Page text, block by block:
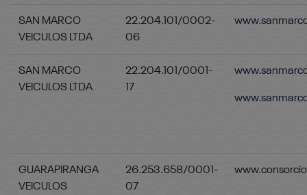
SAN MARCO
VEICULOS LTDA
22.204.101/0002-
06
SAN MARCO
VEICULOS LTDA
22.204.101/0001-
17
GUARAPIRANGA
VEICULOS
26.253.658/0001-
07